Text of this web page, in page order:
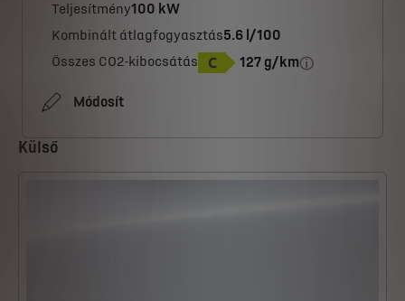
Teljesítmény100 kW
Kombinált átlagfogyasztás5.6 l/100
Összes CO2-kibocsátás
127 g/km
Módosít
Külső